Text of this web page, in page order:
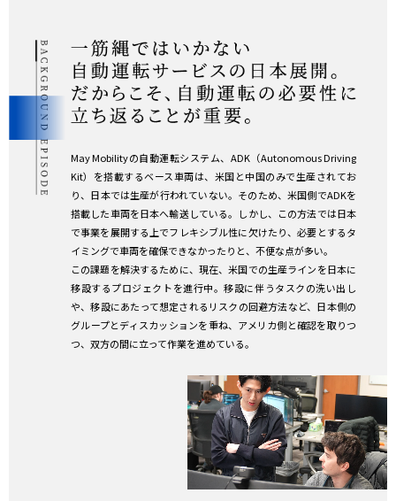
May Mobilityの自動運転システム、ADK（Autonomous Driving
Kit）を搭載するベース車両は、米国と中国のみで生産されてお
り、日本では生産が行われていない。そのため、米国側でADKを
搭載した車両を日本へ輸送している。しかし、この方法では日本
で事業を展開する上でフレキシブル性に欠けたり、必要とするタ
イミングで車両を確保できなかったりと、不便な点が多い。
この課題を解決するために、現在、米国での生産ラインを日本に
移設するプロジェクトを進行中。移設に伴うタスクの洗い出し
や、移設にあたって想定されるリスクの回避方法など、日本側の
グループとディスカッションを重ね、アメリカ側と確認を取りつ
つ、双方の間に立って作業を進めている。